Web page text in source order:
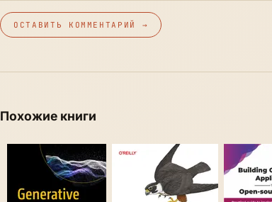
ОСТАВИТЬ КОММЕНТАРИЙ →
Похожие книги